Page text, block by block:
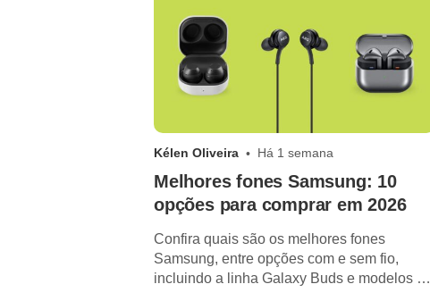
Kélen Oliveira Há 1 semana
Melhores fones Samsung: 10
opções para comprar em 2026
Confira quais são os melhores fones
Samsung, entre opções com e sem fio,
incluindo a linha Galaxy Buds e modelos da